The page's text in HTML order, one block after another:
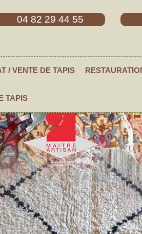
04 82 29 44 55
/ VENTE DE TAPIS
TAPIS